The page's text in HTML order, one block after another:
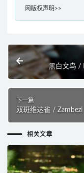
网版权声明>>
黑白文鸟 /
下一篇
双斑维达雀 /
相关文章